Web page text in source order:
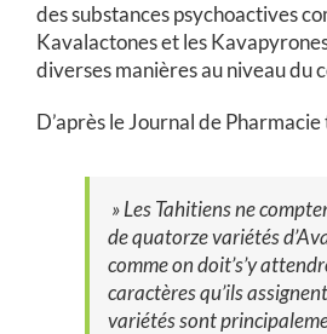
des substances psychoactives
Kavalactones et les
diverses manières au niveau du
D’après le Journal de
» Les Tahitiensne
dequatorzevariétés
comme ondoit’s’y
caractères qu’ils assignent
variétéssont